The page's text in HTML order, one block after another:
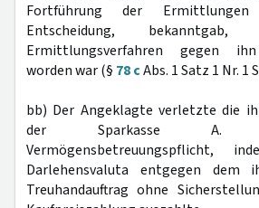
Fortführung der Ermittlungen
Entscheidung,
Ermittlungsverfahren gegen
worden war (§ 78 cAbs. 1 Satz 1 Nr. 1
bb) Der Angeklagte verletzte die
der Sparkasse A.
Vermögensbetreuungspflicht,
Darlehensvaluta entgegen dem
Treuhandauftrag ohne